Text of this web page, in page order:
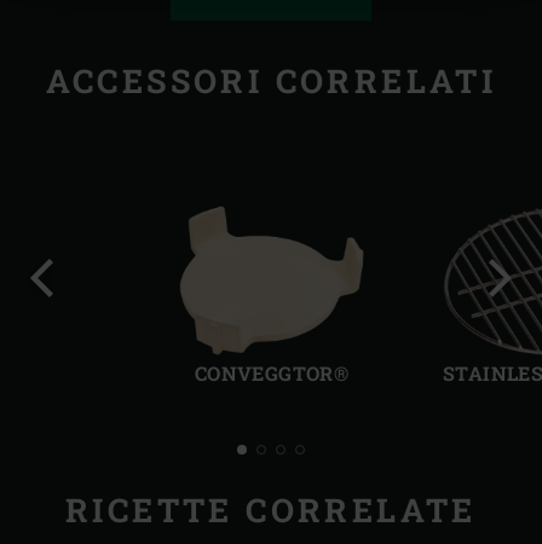
ACCESSORI CORRELATI
CONVEGGTOR®
RICETTE CORRELATE